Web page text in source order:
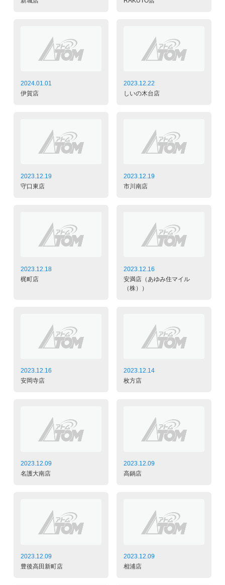
2024.01.01
伊賀店
2023.12.22
しいの木台店
2023.12.19
守口東店
2023.12.19
市川南店
2023.12.18
梶町店
2023.12.16
安満店（あゆみ住マイル
（株））
2023.12.16
安岡寺店
2023.12.14
枚方店
2023.12.09
名護大南店
2023.12.09
高鍋店
2023.12.09
豊後高田新町店
2023.12.09
相浦店